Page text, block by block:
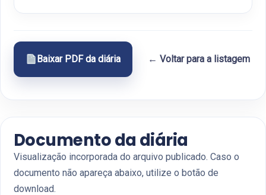
Baixar PDF da diária ← Voltar para a listagem
Documento da diária
Visualização incorporada do arquivo publicado. Caso o
documento não apareça abaixo, utilize o botão de
download.